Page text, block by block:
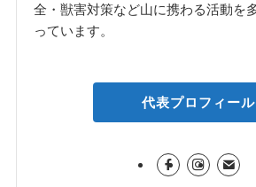
全・獣害対策など山に携わる活動を
っています。
代表プロフィール